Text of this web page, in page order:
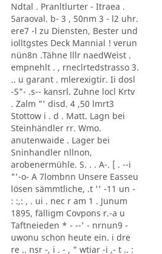
Ndtal . Pranltlurter - Itraea .
5araoval. b- 3 , 50nm 3 - l2 uhr.
ere7 -l zu Diensten, Bester und
iolltgstes Deck Mannial ! verun
nün8n .Tähne lllr naedWeist .
empnehlt . , rneclrtedstrasso 3.
.. u garant . mlerexigtir. Ii dosl
-S"- .s-- kansrl. Zuhne locl Krtv
. Zalm "' disd. 4 ,50 lmrt3
Stottow i . d . Matt. Lagn bei
Steinhändler rr. Wmo.
anutenwaide . Lager bei
Sninhandler nllnon,
arobenermühle. S. . . A-. [ . --i
"'-o- A 7lombnn Unsere Easseu
lösen sämmtliche, .t '' -11 un -
: :,: , . ui . nec r am 1 . Junum
1895, fälligm Covpons r.-a u
Taftneieden * - --' - nrnun9 -
uwonu schon heute ein. i dre
re .. nsr -, i . - , " wtiar -i ,- t .. :